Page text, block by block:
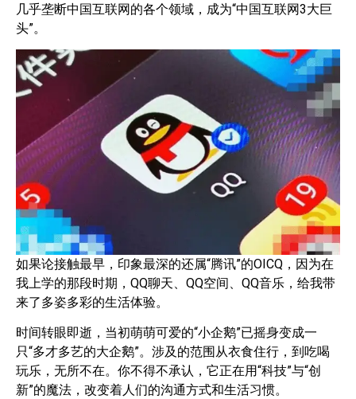
几乎垄断中国互联网的各个领域，成为“中国互联网3大巨
头”。
如果论接触最早，印象最深的还属“腾讯”的OICQ，因为在
我上学的那段时期，QQ聊天、QQ空间、QQ音乐，给我带
来了多姿多彩的生活体验。
时间转眼即逝，当初萌萌可爱的“小企鹅”已摇身变成一
只“多才多艺的大企鹅”。涉及的范围从衣食住行，到吃喝
玩乐，无所不在。你不得不承认，它正在用“科技”与“创
新”的魔法，改变着人们的沟通方式和生活习惯。